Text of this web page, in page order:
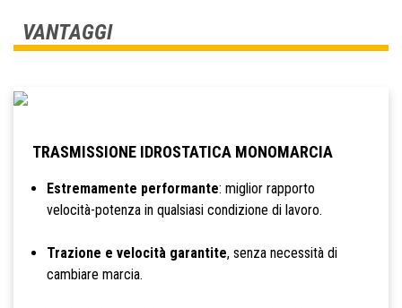
VANTAGGI
TRASMISSIONE IDROSTATICA MONOMARCIA
Estremamente performante: miglior rapporto
velocità-potenza in qualsiasi condizione di lavoro.
Trazione e velocità garantite, senza necessità di
cambiare marcia.